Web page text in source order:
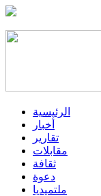
الرئيسية
أخبار
تقارير
مقابلات
ثقافة
دعوة
ملتميديا